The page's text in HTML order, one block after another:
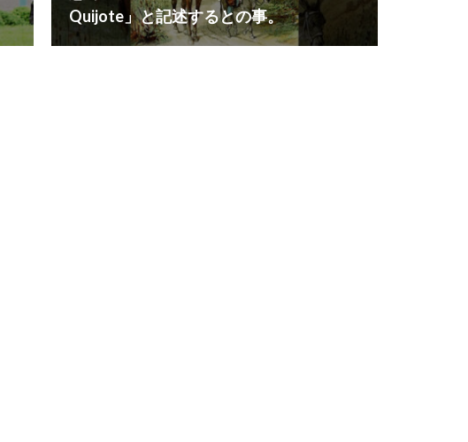
Quijote」と記述するとの事。